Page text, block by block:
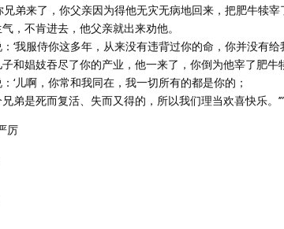
兄弟来了，你父亲因为得他无灾无病地回来，把肥牛犊宰
，不肯进去，他父亲就出来劝他。
‘我服侍你这多年，从来没有违背过你的命，你并没有
子和娼妓吞尽了你的产业，他一来了，你倒为他宰了肥牛
‘儿啊，你常和我同在，我一切所有的都是你的；
弟是死而复活、失而又得的，所以我们理当欢喜快乐。’”
厉